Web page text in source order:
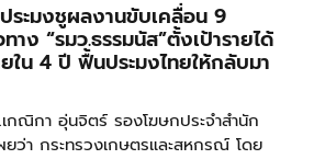
ระมงชูผลงานขับเคลื่อน 9
าง “รมว.ธรรมนัส”ตั้งเป้ารายได้
ใน 4 ปี ฟื้นประมงไทยให้กลับมา
กณิกา อุ่นจิตร์ รองโฆษกประจำสำนัก
ยว่า กระทรวงเกษตรและสหกรณ์ โดย